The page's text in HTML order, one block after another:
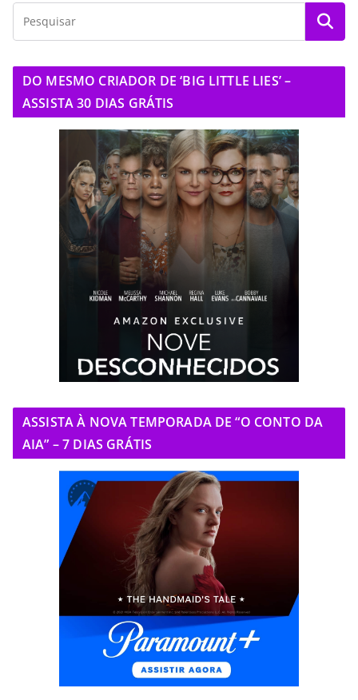
DO MESMO CRIADOR DE ‘BIG LITTLE LIES’ –
ASSISTA 30 DIAS GRÁTIS
ASSISTA À NOVA TEMPORADA DE “O CONTO DA
AIA” – 7 DIAS GRÁTIS